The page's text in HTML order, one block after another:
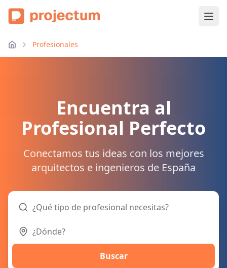
Profesionales
Encuentra al
Profesional Perfecto
Conectamos tus ideas con los mejores
arquitectos e ingenieros de España
Buscar